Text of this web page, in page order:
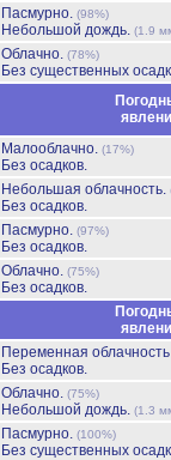
Пасмурно. (98%)
Небольшой дождь. (1.9
Облачно. (78%)
Без существенных
Малооблачно. (17%)
Без осадков.
Небольшая облачность.
Без осадков.
Пасмурно. (97%)
Без осадков.
Облачно. (75%)
Без осадков.
Переменная
Без осадков.
Облачно. (75%)
Небольшой дождь. (1.3
Пасмурно. (100%)
Без существенных